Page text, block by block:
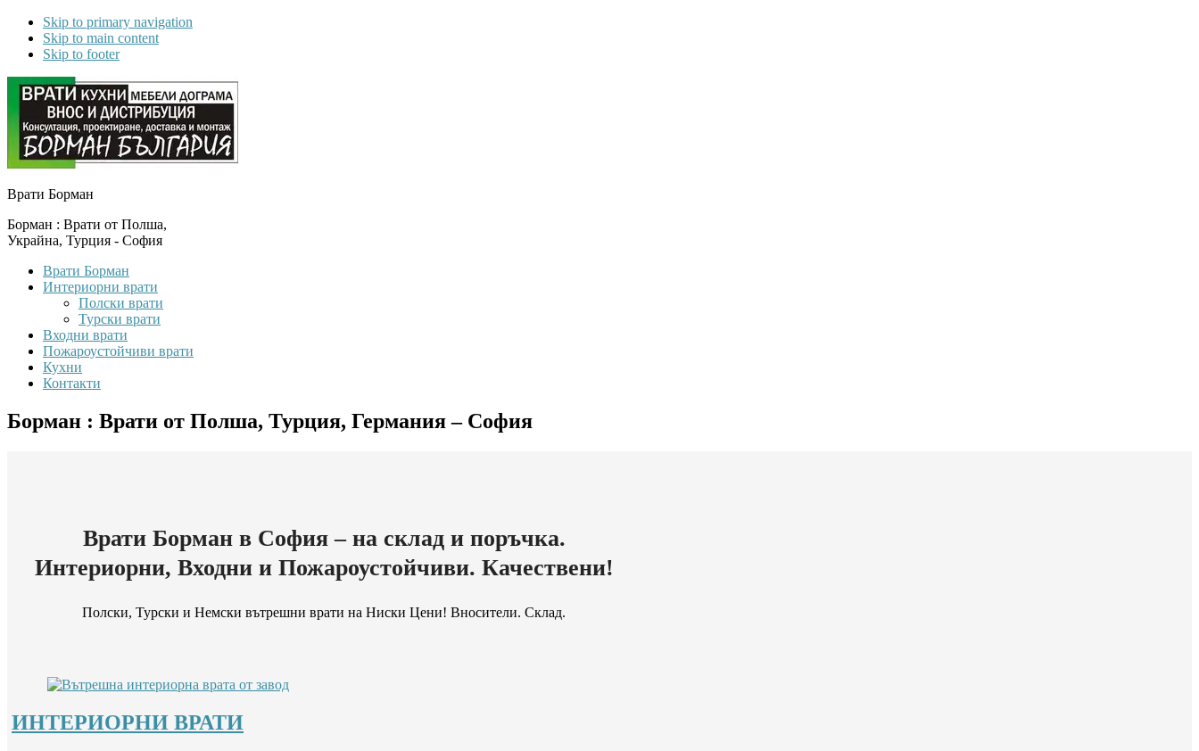
Skip to primary navigation
Skip to main content
Skip to footer
Врати Борман
Борман : Врати от Полша,
Украйна, Турция - София
Врати Борман
Интериорни врати
Полски врати
Турски врати
Входни врати
Пожароустойчиви врати
Кухни
Контакти
Борман : Врати от Полша, Турция, Германия – София
Врати Борман в София – на склад и поръчка.
Интериорни, Входни и Пожароустойчиви. Качествени!
Полски, Турски и Немски вътрешни врати на Ниски Цени! Вносители. Склад.
ИНТЕРИОРНИ ВРАТИ